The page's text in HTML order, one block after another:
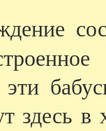
здесь в